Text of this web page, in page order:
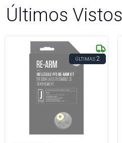
Últimos Vistos
ÚLTIMAS2